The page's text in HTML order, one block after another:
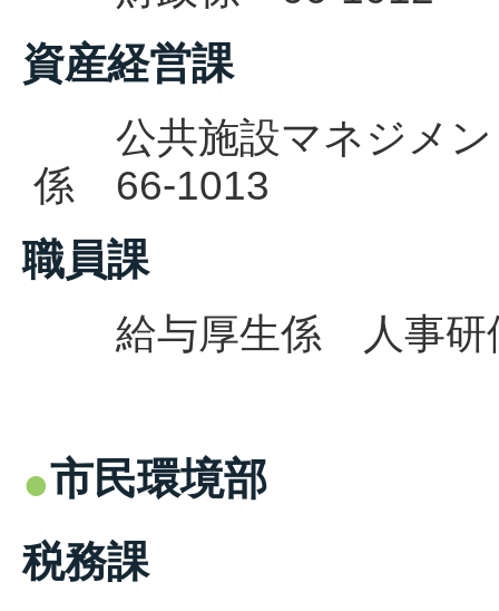
資産経営課
公共施設マネジメン
係 66-1013
職員課
給与厚生係 人事研
市民環境部
税務課